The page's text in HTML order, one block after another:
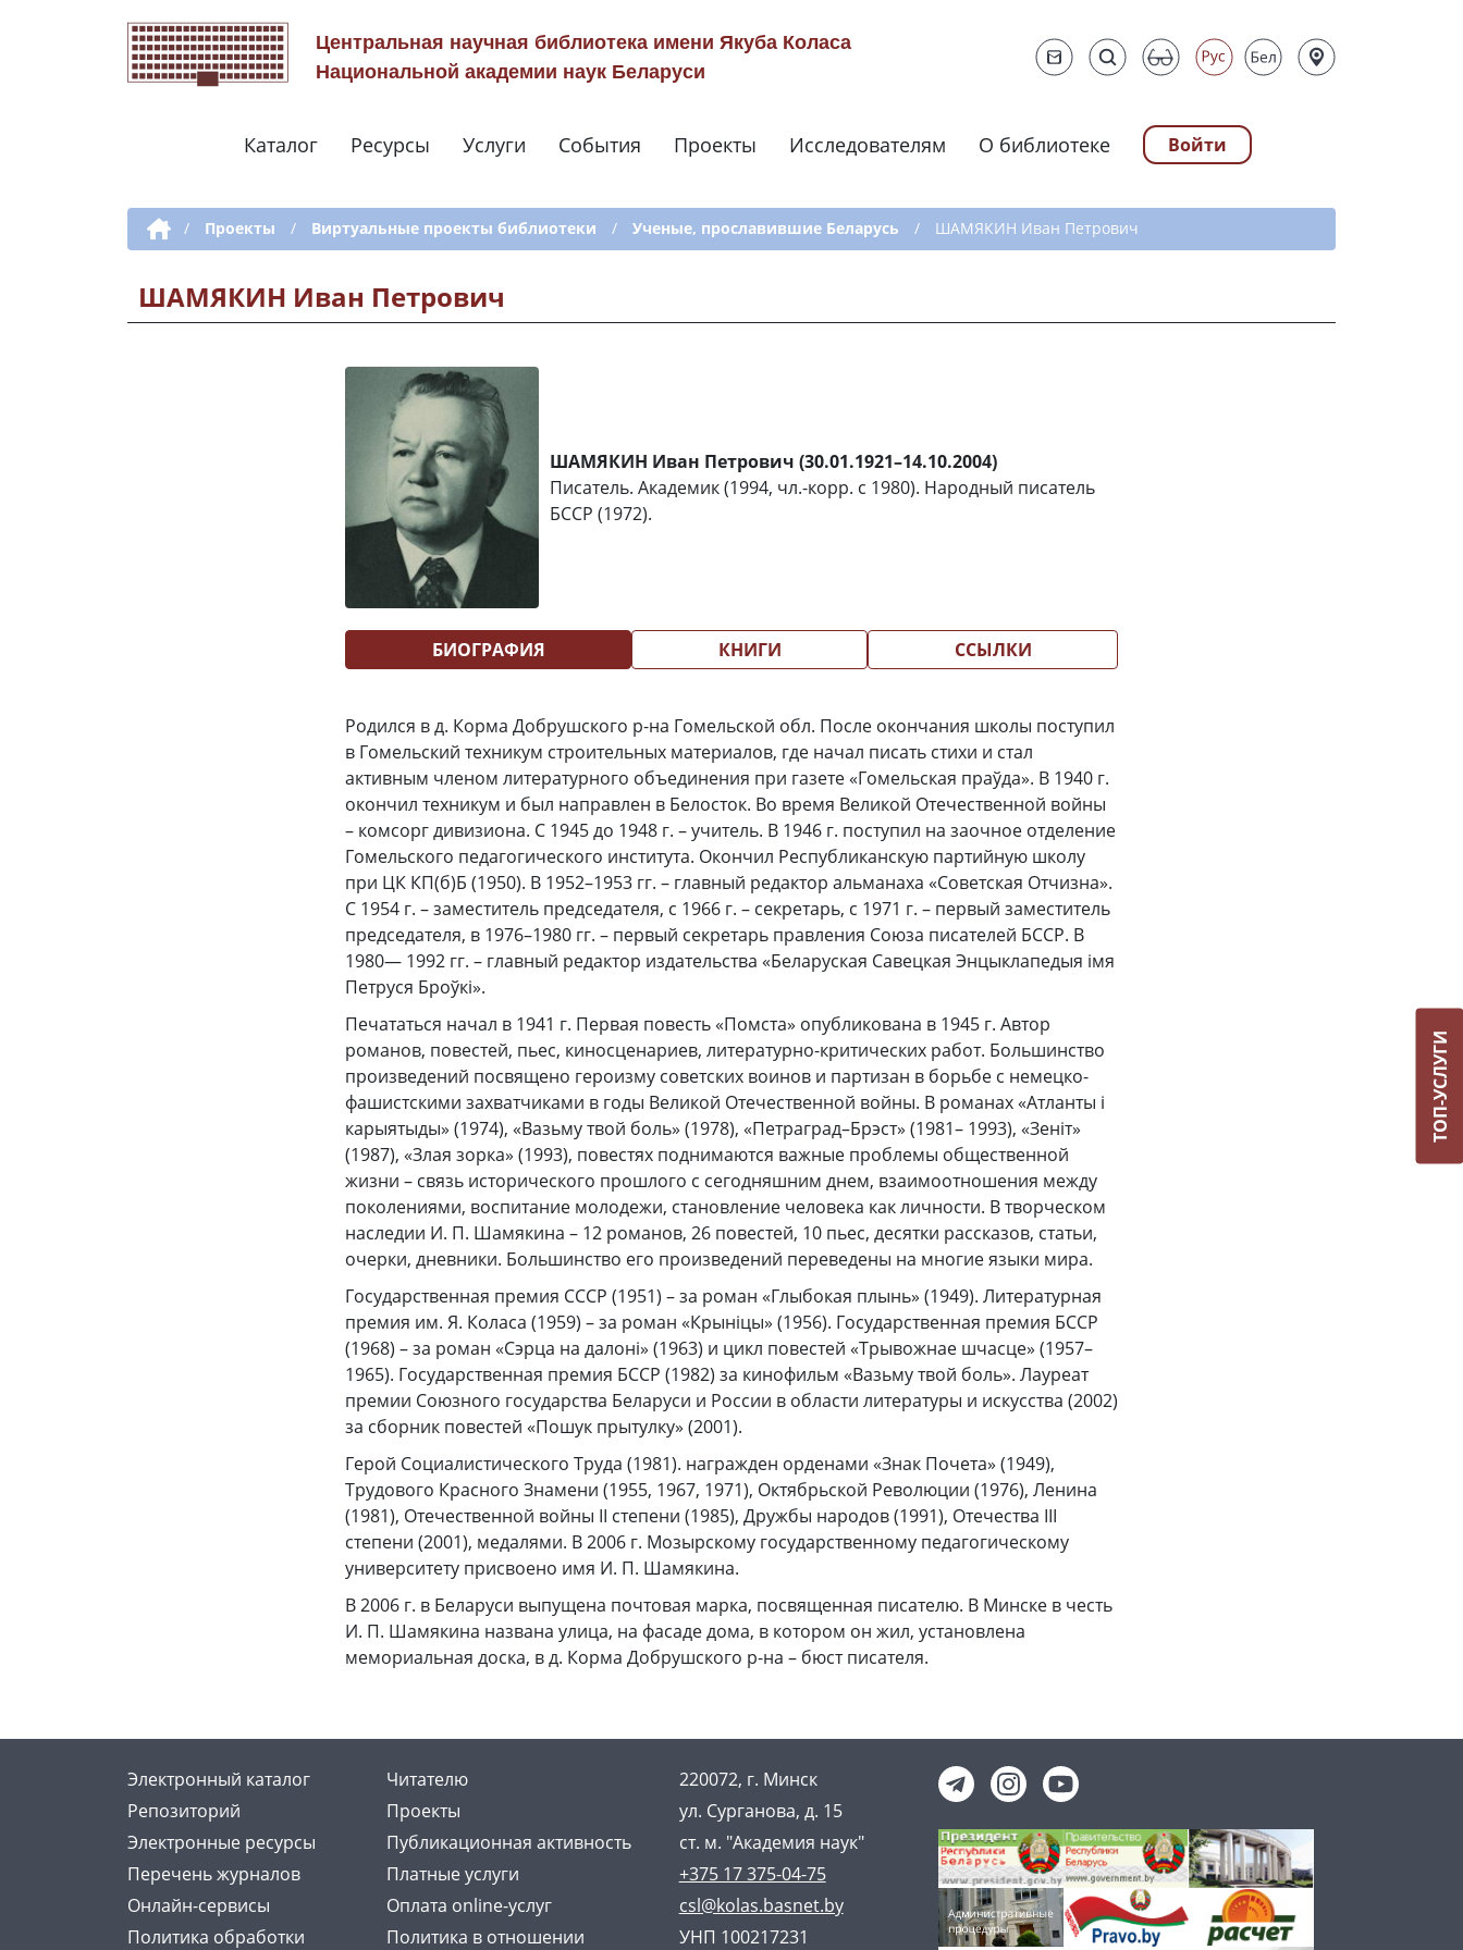
Центральная научная библиотека имени Якуба Коласа
Национальной академии наук Беларуси
Навигация по сайту
Каталог Ресурсы Услуги События Проекты Исследователям О библиотеке Войти
Дополнительная навигация
/ Проекты / Виртуальные проекты библиотеки / Ученые, прославившие Беларусь / ШАМЯКИН Иван Петрович
ШАМЯКИН Иван Петрович
ШАМЯКИН Иван Петрович (30.01.1921–14.10.2004)
Писатель. Академик (1994, чл.-корр. с 1980). Народный писатель
БССР (1972).
БИОГРАФИЯ КНИГИ ССЫЛКИ
Родился в д. Корма Добрушского р-на Гомельской обл. После окончания школы поступил
в Гомельский техникум строительных материалов, где начал писать стихи и стал
активным членом литературного объединения при газете «Гомельская праўда». В 1940 г.
окончил техникум и был направлен в Белосток. Во время Великой Отечественной войны
– комсорг дивизиона. С 1945 до 1948 г. – учитель. В 1946 г. поступил на заочное отделение
Гомельского педагогического института. Окончил Республиканскую партийную школу
при ЦК КП(б)Б (1950). В 1952–1953 гг. – главный редактор альманаха «Советская Отчизна».
С 1954 г. – заместитель председателя, с 1966 г. – секретарь, с 1971 г. – первый заместитель
председателя, в 1976–1980 гг. – первый секретарь правления Союза писателей БССР. В
1980— 1992 гг. – главный редактор издательства «Беларуская Савецкая Энцыклапедыя імя
Петруся Броўкі».
Печататься начал в 1941 г. Первая повесть «Помста» опубликована в 1945 г. Автор
романов, повестей, пьес, киносценариев, литературно-критических работ. Большинство
произведений посвящено героизму советских воинов и партизан в борьбе с немецко-
фашистскими захватчиками в годы Великой Отечественной войны. В романах «Атланты i
карыятыды» (1974), «Вазьму твой боль» (1978), «Петраград–Брэст» (1981– 1993), «Зеніт»
(1987), «Злая зорка» (1993), повестях поднимаются важные проблемы общественной
жизни – связь исторического прошлого с сегодняшним днем, взаимоотношения между
поколениями, воспитание молодежи, становление человека как личности. В творческом
наследии И. П. Шамякина – 12 романов, 26 повестей, 10 пьес, десятки рассказов, статьи,
очерки, дневники. Большинство его произведений переведены на многие языки мира.
Государственная премия СССР (1951) – за роман «Глыбокая плынь» (1949). Литературная
премия им. Я. Коласа (1959) – за роман «Крыніцы» (1956). Государственная премия БССР
(1968) – за роман «Сэрца на далоні» (1963) и цикл повестей «Трывожнае шчасце» (1957–
1965). Государственная премия БССР (1982) за кинофильм «Вазьму твой боль». Лауреат
премии Союзного государства Беларуси и России в области литературы и искусства (2002)
за сборник повестей «Пошук прытулку» (2001).
Герой Социалистического Труда (1981). награжден орденами «Знак Почета» (1949),
Трудового Красного Знамени (1955, 1967, 1971), Октябрьской Революции (1976), Ленина
(1981), Отечественной войны II степени (1985), Дружбы народов (1991), Отечества III
степени (2001), медалями. В 2006 г. Мозырскому государственному педагогическому
университету присвоено имя И. П. Шамякина.
В 2006 г. в Беларуси выпущена почтовая марка, посвященная писателю. В Минске в честь
И. П. Шамякина названа улица, на фасаде дома, в котором он жил, установлена
мемориальная доска, в д. Корма Добрушского р-на – бюст писателя.
Электронный каталог
Читателю
Репозиторий
Проекты
Электронные ресурсы
Публикационная активность
Перечень журналов
Платные услуги
Онлайн-сервисы
Оплата online-услуг
Политика обработки
Политика в отношении
220072, г. Минск
ул. Сурганова, д. 15
ст. м. "Академия наук"
+375 17 375-04-75
csl@kolas.basnet.by
УНП 100217231
ТОП-УСЛУГИ